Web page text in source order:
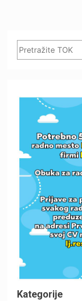
Kategorije